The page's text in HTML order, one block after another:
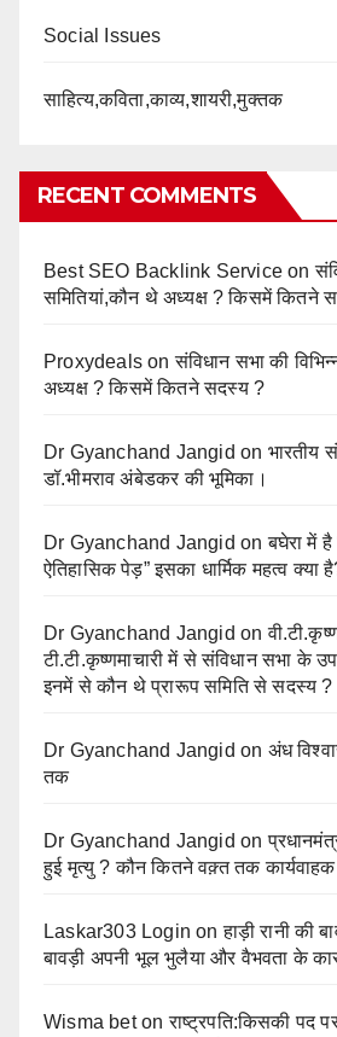
Social Issues
साहित्य,कविता,काव्य,शायरी,मुक्तक
RECENT COMMENTS
Best SEO Backlink Service on
समितियां,कौन थे अध्यक्ष ? किसमें कितने
Proxydeals onसंविधान सभा की
अध्यक्ष ? किसमें कितने सदस्य ?
Dr Gyanchand Jangid on भारतीय
डॉ.भीमराव अंबेडकर की भूमिका।
Dr Gyanchand Jangid onबघेरा में है
ऐतिहासिक पेड़” इसका धार्मिक महत्व क्या
Dr Gyanchand Jangid on
टी.टी.कृष्णमाचारी में से संविधान सभा के
इनमें से कौन थे प्रारूप समिति से सदस्य ?
Dr Gyanchand Jangid on अंध
तक
Dr Gyanchand Jangid on
हुई मृत्यु ? कौन कितने वक़्त तक कार्यवाहक
Laskar303 Login onहाड़ी रानी की
बावड़ी अपनी भूल भुलैया और वैभवता के
Wisma betonराष्ट्रपति:किसकी पद